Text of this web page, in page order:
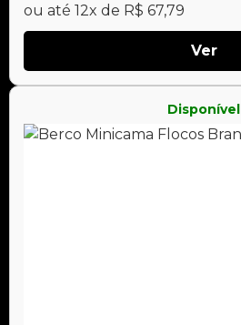
ou até 12x de R$ 67,79
Ver
Disponível